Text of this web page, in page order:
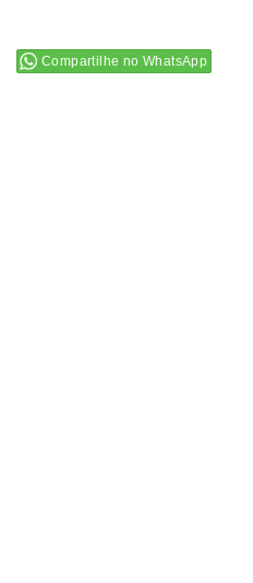
Compartilhe no WhatsApp